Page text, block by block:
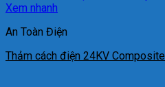
Xem nhanh
An Toàn Điện
Thảm cách điện 24KV Composite